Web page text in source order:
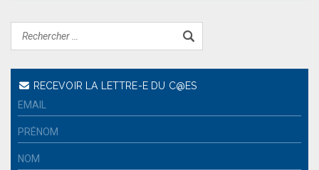
RECEVOIR LA LETTRE-E DU C@ES